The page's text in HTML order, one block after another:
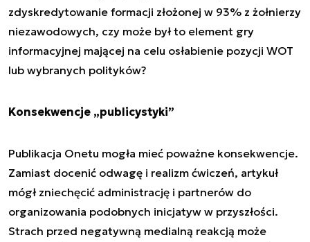
zdyskredytowanie formacji złożonej w 93% z żołnierzy
niezawodowych, czy może był to element gry
informacyjnej mającej na celu osłabienie pozycji WOT
lub wybranych polityków?
Konsekwencje „publicystyki”
Publikacja Onetu mogła mieć poważne konsekwencje.
Zamiast docenić odwagę i realizm ćwiczeń, artykuł
mógł zniechęcić administrację i partnerów do
organizowania podobnych inicjatyw w przyszłości.
Strach przed negatywną medialną reakcją może